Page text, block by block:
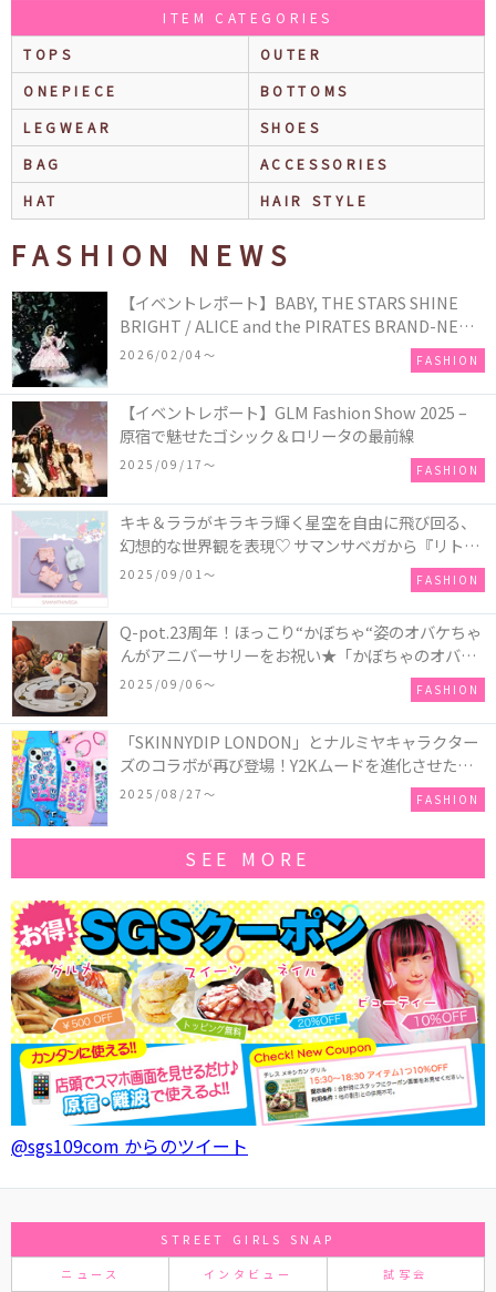
ITEM CATEGORIES
TOPS
OUTER
ONEPIECE
BOTTOMS
LEGWEAR
SHOES
BAG
ACCESSORIES
HAT
HAIR STYLE
FASHION NEWS
【イベントレポート】BABY, THE STARS SHINE
BRIGHT / ALICE and the PIRATES BRAND-NEW
COLLECTION in TOKYO
2026/02/04〜 FASHION
【イベントレポート】GLM Fashion Show 2025 –
原宿で魅せたゴシック＆ロリータの最前線
2025/09/17〜 FASHION
キキ＆ララがキラキラ輝く星空を自由に飛び回る、
幻想的な世界観を表現♡ サマンサベガから『リトル
ツインスターズ』50周年アニバーサリーイヤー』を
2025/09/01〜 FASHION
Q-pot.23周年！ほっこり“かぼちゃ“姿のオバケちゃ
んがアニバーサリーをお祝い★「かぼちゃのオバケ
ーキアクセサリー」が新発売！Q-pot CAFE.では
「かぼちゃのオバケーキプレート」も登場
2025/09/06〜 FASHION
「SKINNYDIP LONDON」とナルミヤキャラクター
ズのコラボが再び登場！Y2Kムードを進化させた新
作コレクションを発売♪
2025/08/27〜 FASHION
SEE MORE
@sgs109com からのツイート
STREET GIRLS SNAP
ニュース インタビュー 試写会